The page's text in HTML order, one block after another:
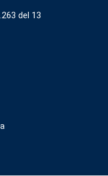
del 13